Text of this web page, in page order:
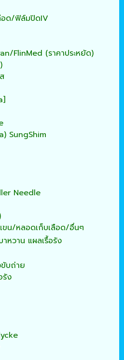
อด/ฟิล์มปิดIV
FlinMed (ราคาประหยัด)
SungShim
Needle
น/หลอดเก็บเลือด/อื่นๆ
หวาน แผลเรื้อรัง
บถ่าย
รัง